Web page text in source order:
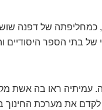
הררי מונתה למנהלת בתי הספר בחריש בתחילת שנת
של בתי הספר היסודיים
עמיתיה ראו בה אשת
לקדם את מערכת החינוך